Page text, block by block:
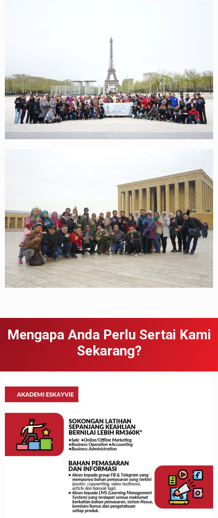
Mengapa Anda Perlu Sertai Kami
Sekarang?